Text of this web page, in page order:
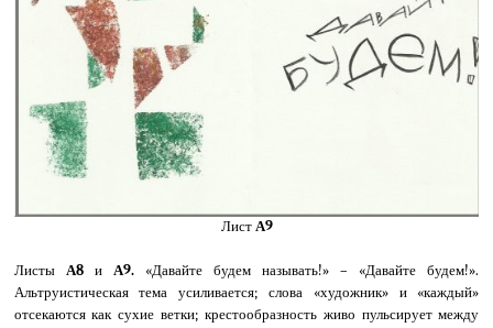
Лист А9
Листы А8и А9.«Давайте будем называть!» – «Давайте будем!».
Альтруистическая тема усиливается; слова «художник» и «каждый»
отсекаются как сухие ветки; крестообразность живо пульсирует между